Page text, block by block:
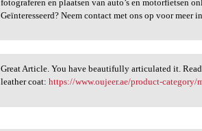
fotograferen en plaatsen van auto’s en motorfietsen
Geïnteresseerd? Neem contact met ons op voor meer
Great Article. You have
Great Article. You have beautifully articulated it.
leather coat:https://www.oujeer.ae/product-category/